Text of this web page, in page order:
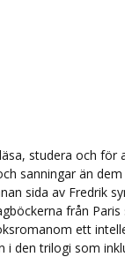
studera och för
sanningar än
sida av Fredrik
från Paris
ett
i den trilogi som